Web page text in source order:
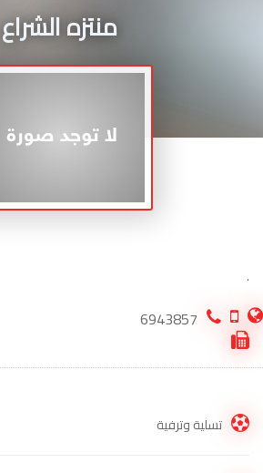
منتزه الشراع
.
6943857
تسلية وترفية